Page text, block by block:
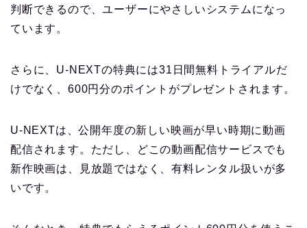
判断できるので、ユーザーにやさしいシステムになっ
ています。
さらに、U-NEXTの特典には31日間無料トライアルだ
けでなく、600円分のポイントがプレゼントされます。
U-NEXTは、公開年度の新しい映画が早い時期に動画
配信されます。ただし、どこの動画配信サービスでも
新作映画は、見放題ではなく、有料レンタル扱いが多
いです。